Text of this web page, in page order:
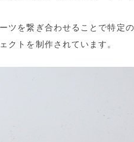
ツを繋ぎ合わせることで特定
クトを制作されています。